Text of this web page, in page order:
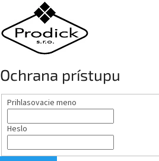
Ochrana prístupu
Prihlasovacie meno
Heslo